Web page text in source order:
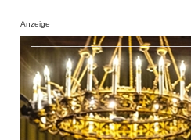
Anzeige